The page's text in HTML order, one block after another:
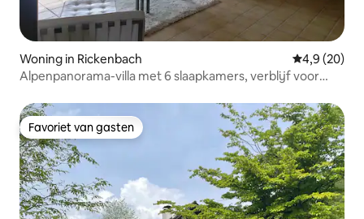
Woning in Rickenbach Gemiddelde
4,9 (20)
Alpenpanorama-villa met 6 slaapkamers, verblijf voor
Favoriet van gasten
Favoriet van gasten